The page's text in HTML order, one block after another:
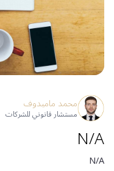
محمد ماميدوف
مستشار قانوني للشركات
N/A
N/A